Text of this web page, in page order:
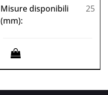
Misure disponibili
(mm):
25
Quantità